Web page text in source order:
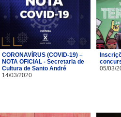
CORONAVÍRUS (COVID-19) –
NOTA OFICIAL - Secretaria de
Cultura de Santo André
14/03/2020
05/03/